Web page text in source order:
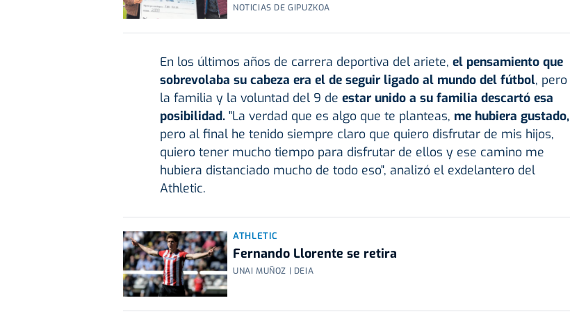
NOTICIAS DE GIPUZKOA
En los últimos años de carrera deportiva del ariete, el pensamiento que
sobrevolaba su cabeza era el de seguir ligado al mundo del fútbol, pero
la familia y la voluntad del 9 de estar unido a su familia descartó esa
posibilidad."La verdad que es algo que te planteas, me hubiera gustado,
pero al final he tenido siempre claro que quiero disfrutar de mis hijos,
quiero tener mucho tiempo para disfrutar de ellos y ese camino me
hubiera distanciado mucho de todo eso", analizó el exdelantero del
Athletic.
ATHLETIC
Fernando Llorente se retira
UNAI MUÑOZ | DEIA